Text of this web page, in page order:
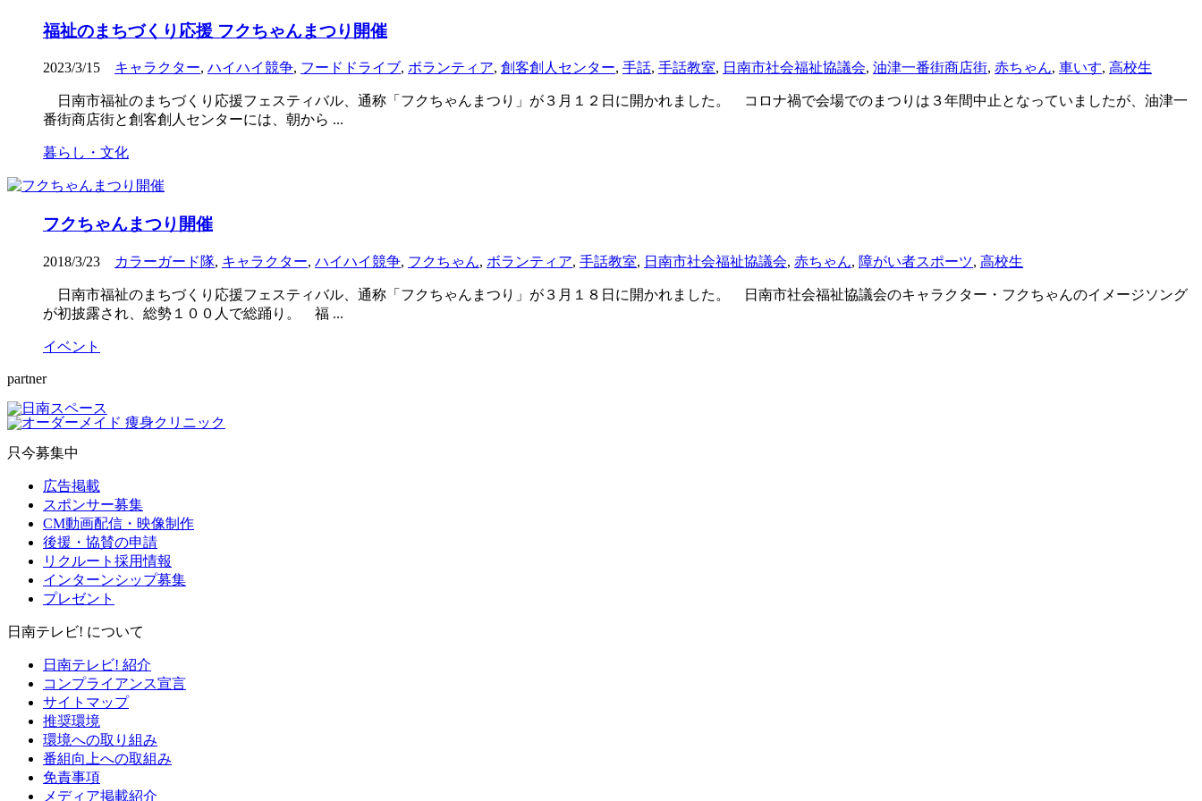
福祉のまちづくり応援 フクちゃんまつり開催
2023/3/15 キャラクター, ハイハイ競争, フードドライブ, ボランティア, 創客創人センター, 手話, 手話教室, 日南市社会福祉協議会, 油津一番街商店街, 赤ちゃん, 車いす, 高校生
日南市福祉のまちづくり応援フェスティバル、通称「フクちゃんまつり」が３月１２日に開かれました。 コロナ禍で会場でのまつりは３年間中止となっていましたが、油津一
番街商店街と創客創人センターには、朝から ...
暮らし・文化
フクちゃんまつり開催
2018/3/23 カラーガード隊, キャラクター, ハイハイ競争, フクちゃん, ボランティア, 手話教室, 日南市社会福祉協議会, 赤ちゃん, 障がい者スポーツ, 高校生
日南市福祉のまちづくり応援フェスティバル、通称「フクちゃんまつり」が３月１８日に開かれました。 日南市社会福祉協議会のキャラクター・フクちゃんのイメージソング
が初披露され、総勢１００人で総踊り。 福 ...
イベント
partner
只今募集中
広告掲載
スポンサー募集
CM動画配信・映像制作
後援・協賛の申請
リクルート採用情報
インターンシップ募集
プレゼント
日南テレビ! について
日南テレビ! 紹介
コンプライアンス宣言
サイトマップ
推奨環境
環境への取り組み
番組向上への取組み
免責事項
メディア掲載紹介